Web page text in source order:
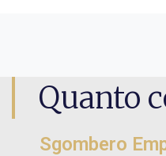
Quanto
Sgombero